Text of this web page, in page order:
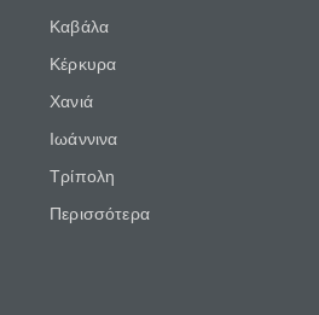
Καβάλα
Κέρκυρα
Χανιά
Ιωάννινα
Τρίπολη
Περισσότερα